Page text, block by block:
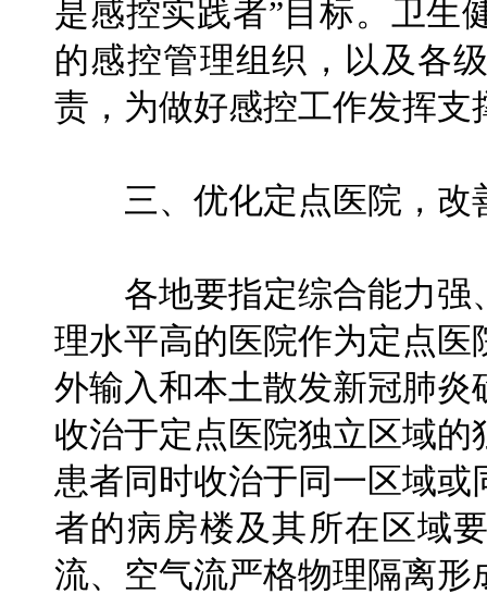
是感控实践者”目标。卫生
的感控管理组织，以及各
责，为做好感控工作发挥支
三、优化定点医院，改
各地要指定综合能力强
理水平高的医院作为定点
外输入和本土散发新冠肺
收治于定点医院独立区域
患者同时收治于同一区域
者的病房楼及其所在区域
流、空气流严格物理隔离